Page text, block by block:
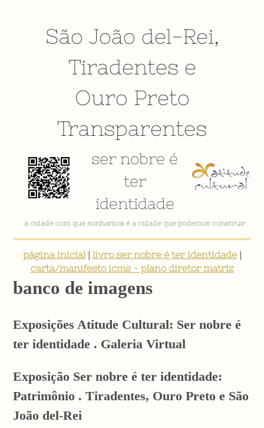
São João del-Rei,
Tiradentes e
Ouro Preto
Transparentes
ser nobre é
ter
identidade
a cidade com que sonhamos é a cidade que podemos construir
página inicial| livro ser nobre é ter identidade|
carta/manifesto icms - plano diretor matriz
banco de imagens
Exposições Atitude Cultural: Ser nobre é
ter identidade . Galeria Virtual
Exposição Ser nobre é ter identidade:
Patrimônio . Tiradentes, Ouro Preto e São
João del-Rei